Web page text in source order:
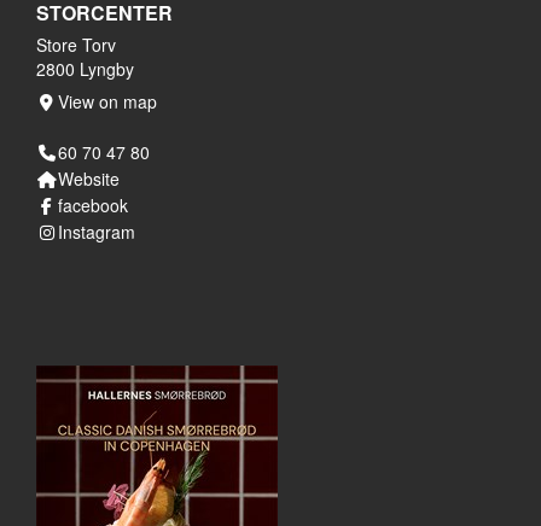
STORCENTER
Store Torv
2800 Lyngby
View on map
60 70 47 80
Website
facebook
Instagram